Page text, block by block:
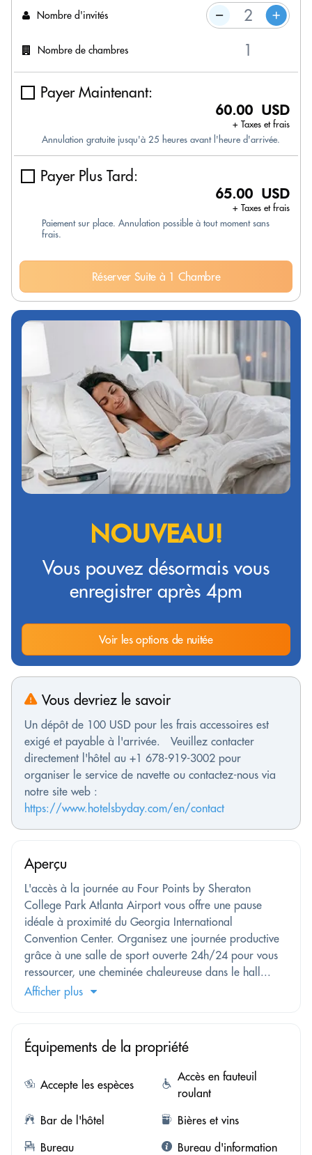
Nombre d'invités
Nombre de chambres
Payer Maintenant:
60.00 USD
+ Taxes et frais
Annulation gratuite jusqu'à 25 heures avant l'heure d'arrivée.
Payer Plus Tard:
65.00 USD
+ Taxes et frais
Paiement sur place. Annulation possible à tout moment sans
frais.
Réserver Suite à 1 Chambre
NOUVEAU!
Vous pouvez désormais vous
enregistrer après 4pm
Voir les options de nuitée
Vous devriez le savoir
Un dépôt de 100 USD pour les frais accessoires est
exigé et payable à l'arrivée. Veuillez contacter
directement l'hôtel au +1 678-919-3002 pour
organiser le service de navette ou contactez-nous via
notre site web :
https://www.hotelsbyday.com/en/contact
Aperçu
L'accès à la journée au Four Points by Sheraton
College Park Atlanta Airport vous offre une pause
idéale à proximité du Georgia International
Convention Center. Organisez une journée productive
grâce à une salle de sport ouverte 24h/24 pour vous
ressourcer, une cheminée chaleureuse dans le hall...
Afficher plus
Équipements de la propriété
Accepte les espèces
Accès en fauteuil
roulant
Bar de l'hôtel
Bières et vins
Bureau
Bureau d'information